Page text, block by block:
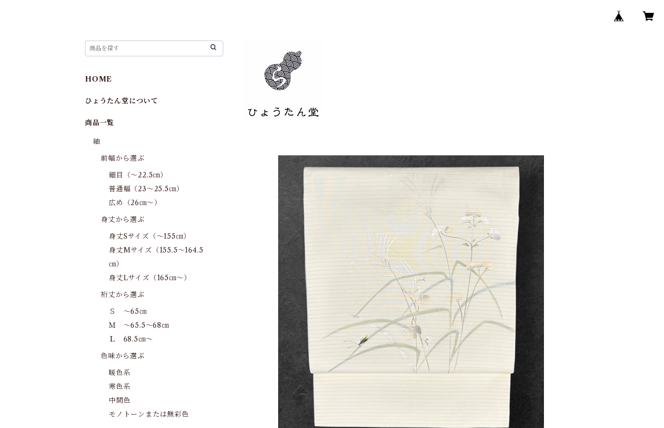
HOME
ひょうたん堂について
商品一覧
紬
前幅から選ぶ
細目（～22.5㎝）
普通幅（23～25.5㎝）
広め（26㎝～）
身丈から選ぶ
身丈Sサイズ（～155㎝）
身丈Mサイズ（155.5～164.5
㎝）
身丈Lサイズ（165㎝～）
裄丈から選ぶ
Ｓ ～65㎝
Ｍ ～65.5～68㎝
Ｌ 68.5㎝～
色味から選ぶ
暖色系
寒色系
中間色
モノトーンまたは無彩色